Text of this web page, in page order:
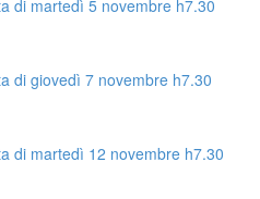
di martedì 5 novembre h7.30
di giovedì 7 novembre h7.30
di martedì 12 novembre h7.30